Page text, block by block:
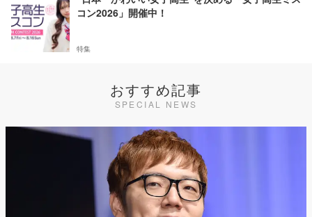
コン2026」開催中！
特集
おすすめ記事
SPECIAL NEWS